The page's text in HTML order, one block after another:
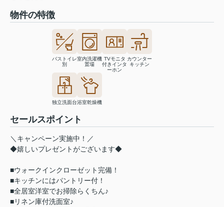
物件の特徴
バストイレ
別
室内洗濯機
置場
TVモニタ
付きインタ
ーホン
カウンター
キッチン
独立洗面台浴室乾燥機
セールスポイント
＼キャンペーン実施中！／
◆嬉しいプレゼントがございます◆
■ウォークインクローゼット完備！
■キッチンにはパントリー付！
■全居室洋室でお掃除らくちん♪
■リネン庫付洗面室♪